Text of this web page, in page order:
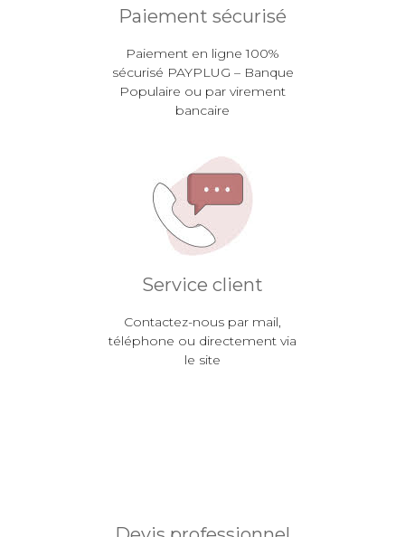
Paiement sécurisé
Paiement en ligne 100%
sécurisé PAYPLUG – Banque
Populaire ou par virement
bancaire
Service client
Contactez-nous par mail,
téléphone ou directement via
le site